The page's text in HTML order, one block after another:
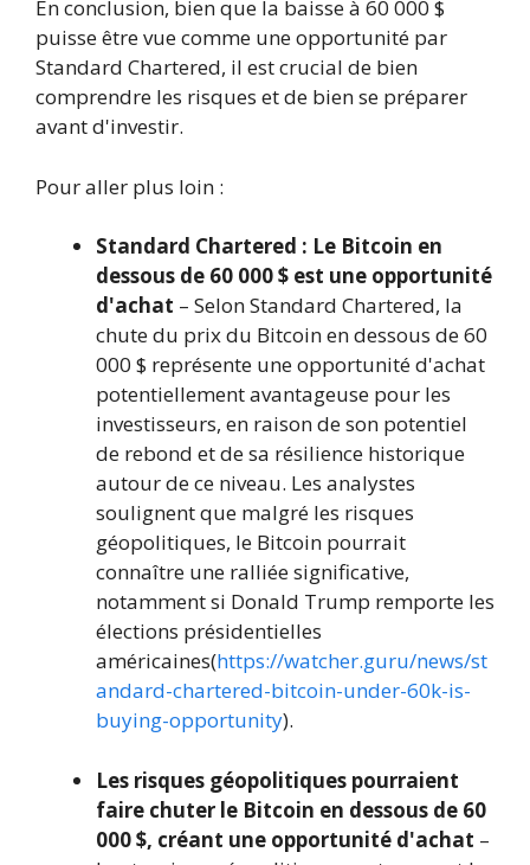
En conclusion, bien que la baisse à 60 000 $
puisse être vue comme une opportunité par
Standard Chartered, il est crucial de bien
comprendre les risques et de bien se préparer
avant d'investir.
Pour aller plus loin :
Standard Chartered : Le Bitcoin en
dessous de 60 000 $ est une opportunité
d'achat – Selon Standard Chartered, la
chute du prix du Bitcoin en dessous de 60
000 $ représente une opportunité d'achat
potentiellement avantageuse pour les
investisseurs, en raison de son potentiel
de rebond et de sa résilience historique
autour de ce niveau. Les analystes
soulignent que malgré les risques
géopolitiques, le Bitcoin pourrait
connaître une ralliée significative,
notamment si Donald Trump remporte les
élections présidentielles
américaines(https://watcher.guru/news/st
andard-chartered-bitcoin-under-60k-is-
buying-opportunity).
Les risques géopolitiques pourraient
faire chuter le Bitcoin en dessous de 60
000 $, créant une opportunité d'achat –